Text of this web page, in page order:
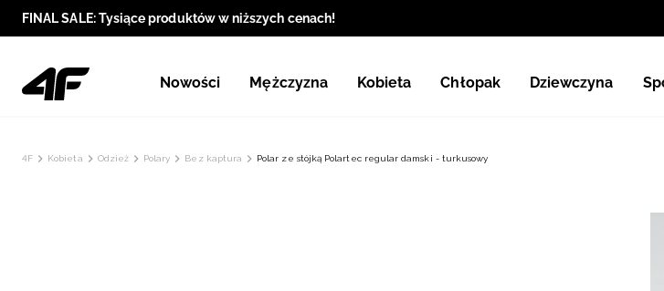
FINAL SALE: Tysiące produktów w niższych cenach!
Nowości Mężczyzna Kobieta Chłopak Dziewczyna
4F Kobieta Odzież Polary Bez kaptura Polar ze stójką Polartec regular damski - turkusowy